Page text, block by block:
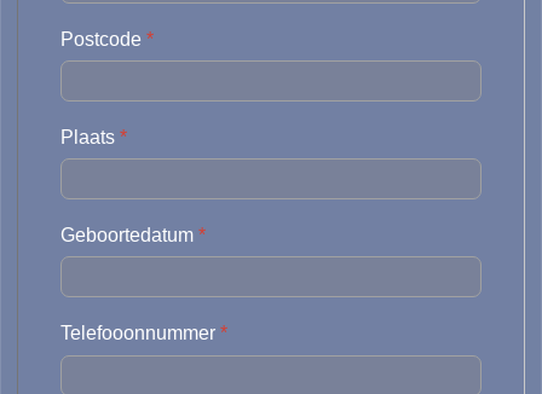
Persoonlijke verzorging
Postcode *
Plaats *
Geboortedatum *
Telefooonnummer *